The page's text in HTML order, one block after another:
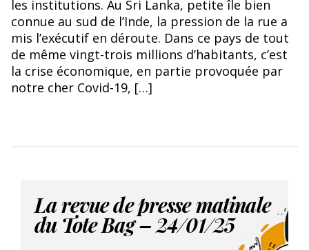
les institutions. Au Sri Lanka, petite île bien
connue au sud de l’Inde, la pression de la rue a
mis l’exécutif en déroute. Dans ce pays de tout
de même vingt-trois millions d’habitants, c’est
la crise économique, en partie provoquée par
notre cher Covid-19, […]
La revue de presse matinale
du Tote Bag – 24/01/25